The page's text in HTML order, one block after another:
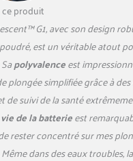
des pauses (cet
destiné à
estimation de
et de vos
Ox n'est pas
tous les pays, il
d'un dispositif
produits
des conditions
sont vendus
produit
G1, avec son design
est un véritable atout
polyvalenceest
plongée simplifiée grâce à des
de suivi de la santé
de la batterieest
rester concentré sur mes
dans des eaux troubles, la